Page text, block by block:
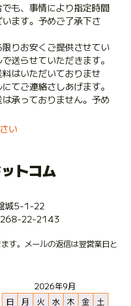
も、事情により指定時間
ます。予めご了承下さ
りお安くご提供させてい
送らせていただきます。
はいただいておりませ
てご連絡さしあげます。
承っておりません。予め
い
トコム
城5-1-22
22-2143
す。メールの返信は翌営業日と
2026年9月
日
月 火 水 木 金 土